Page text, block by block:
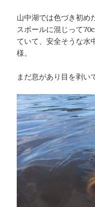
山中湖では色づき初め
スボールに混じって
ていて、安全そうな水
様。
まだ息があり目を剥い